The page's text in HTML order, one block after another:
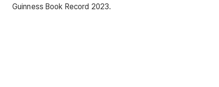
Guinness Book Record 2023.